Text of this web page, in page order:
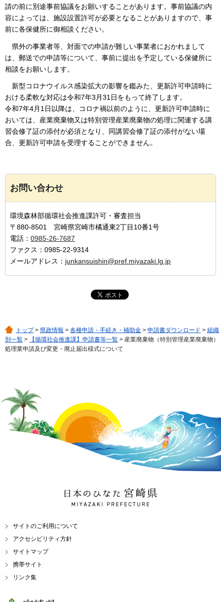
請の前に別途事前協議をお願いすることがあります。事前協議の内
容によっては、施設設置許可が必要となることがありますので、事
前に各保健所に御相談ください。
県外の事業者等、対面での申請が難しい事業者におかれまして
は、郵送での申請等について、事前に提出を予定している保健所に
相談をお願いします。
新型コロナウイルス感染拡大の影響を鑑みた、更新許可申請時に
おける柔軟な対応は令和7年3月31日をもって終了します。
令和7年4月1日以降は、コロナ禍以前のように、更新許可申請時に
おいては、産業廃棄物又は特別管理産業廃棄物の処理に関連する講
習会修了証の添付が必須となり、同講習会修了証の添付がない場
合、更新許可申請を受理することができません。
お問い合わせ
環境森林部循環社会推進課許可・審査担当
〒880-8501 宮崎県宮崎市橘通東2丁目10番1号
電話： 0985-26-7687
ファクス：0985-22-9314
メールアドレス： junkansuishin@pref.miyazaki.lg.jp
トップ> 県政情報 > 各種申請・手続き・補助金 > 申請書ダウンロード > 組織
別一覧 > 【循環社会推進課】申請書等一覧 > 産業廃棄物（特別管理産業廃棄物）
処理業申請及び変更・廃止届出様式について
日本のひなた 宮崎県
MIYAZAKI PREFECTURE
サイトのご利用について
アクセシビリティ方針
サイトマップ
携帯サイト
リンク集